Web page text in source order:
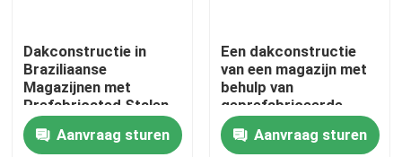
Producten
Ongeveer ons
Dakconstructie in
Braziliaanse
Magazijnen met
Prefabricated Stalen
Elementen voor
Snellere Montage en
Aanvraag sturen
Een dakconstructie
van een magazijn met
behulp van
geprefabriceerde
stalen elementen om
snellere assemblage
Aanvraag sturen